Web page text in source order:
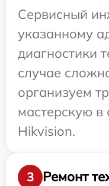
Сервисный
указанному
диагностики
случае
организуем
мастерскую в
Hikvision.
3
Ремонт